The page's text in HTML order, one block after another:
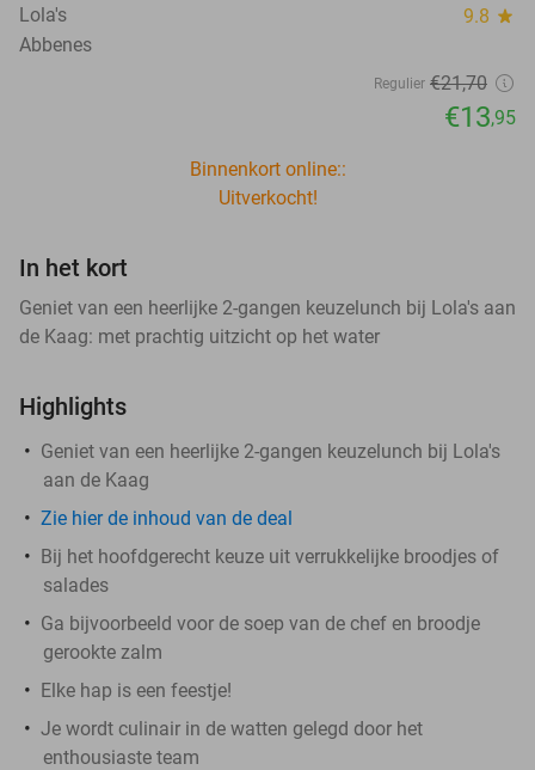
Lola's 9.8 star
Abbenes
Regulier €21,70
€13,95
Binnenkort online::
Uitverkocht!
In het kort
Geniet van een heerlijke 2-gangen keuzelunch bij Lola's aan
de Kaag: met prachtig uitzicht op het water
Highlights
Geniet van een heerlijke 2-gangen keuzelunch bij Lola's
aan de Kaag
Zie hier de inhoud van de deal
Bij het hoofdgerecht keuze uit verrukkelijke broodjes of
salades
Ga bijvoorbeeld voor de soep van de chef en broodje
gerookte zalm
Elke hap is een feestje!
Je wordt culinair in de watten gelegd door het
enthousiaste team